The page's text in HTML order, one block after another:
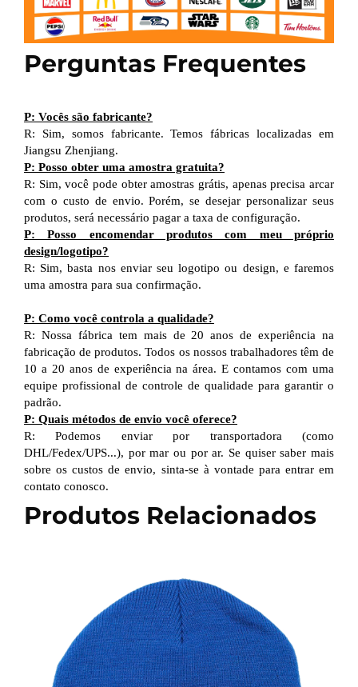
Perguntas Frequentes
P: Vocês são fabricante?
R: Sim, somos fabricante. Temos fábricas localizadas em
Jiangsu Zhenjiang.
P: Posso obter uma amostra gratuita?
R: Sim, você pode obter amostras grátis, apenas precisa arcar
com o custo de envio. Porém, se desejar personalizar seus
produtos, será necessário pagar a taxa de configuração.
P: Posso encomendar produtos com meu próprio
design/logotipo?
R: Sim, basta nos enviar seu logotipo ou design, e faremos
uma amostra para sua confirmação.
P: Como você controla a qualidade?
R: Nossa fábrica tem mais de 20 anos de experiência na
fabricação de produtos. Todos os nossos trabalhadores têm de
10 a 20 anos de experiência na área. E contamos com uma
equipe profissional de controle de qualidade para garantir o
padrão.
P: Quais métodos de envio você oferece?
R: Podemos enviar por transportadora (como
DHL/Fedex/UPS...), por mar ou por ar. Se quiser saber mais
sobre os custos de envio, sinta-se à vontade para entrar em
contato conosco.
Produtos Relacionados